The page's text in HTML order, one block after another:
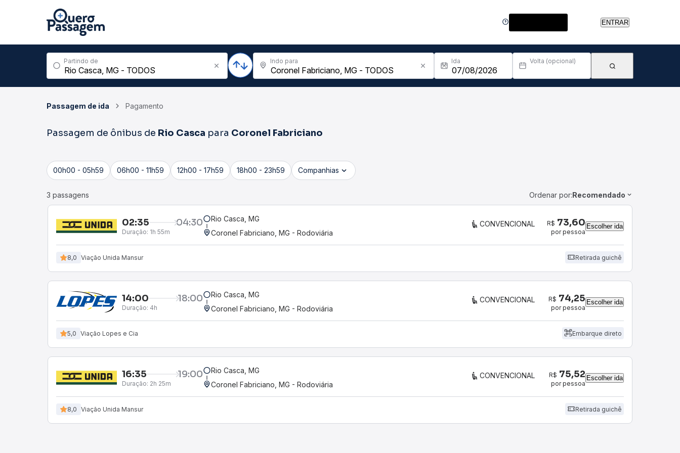
ENTRAR
Partindo de Indo para Ida Volta (opcional)
Passagem de ida Pagamento
Passagem de ônibus de Rio Casca para Coronel Fabriciano
00h00 - 05h59 06h00 - 11h59 12h00 - 17h59 18h00 - 23h59 Companhias
3 passagens Ordenar por:Recomendado
02:35 04:30
Duração: 1h 55m
Rio Casca, MG
Coronel Fabriciano, MG - Rodoviária
CONVENCIONAL R$ 73,60
por pessoa
Escolher ida
8,0 Viação Unida Mansur Retirada guichê
14:00 18:00
Duração: 4h
Rio Casca, MG
Coronel Fabriciano, MG - Rodoviária
CONVENCIONAL R$ 74,25
por pessoa
Escolher ida
5,0 Viação Lopes e Cia Embarque direto
16:35 19:00
Duração: 2h 25m
Rio Casca, MG
Coronel Fabriciano, MG - Rodoviária
CONVENCIONAL R$ 75,52
por pessoa
Escolher ida
8,0 Viação Unida Mansur Retirada guichê